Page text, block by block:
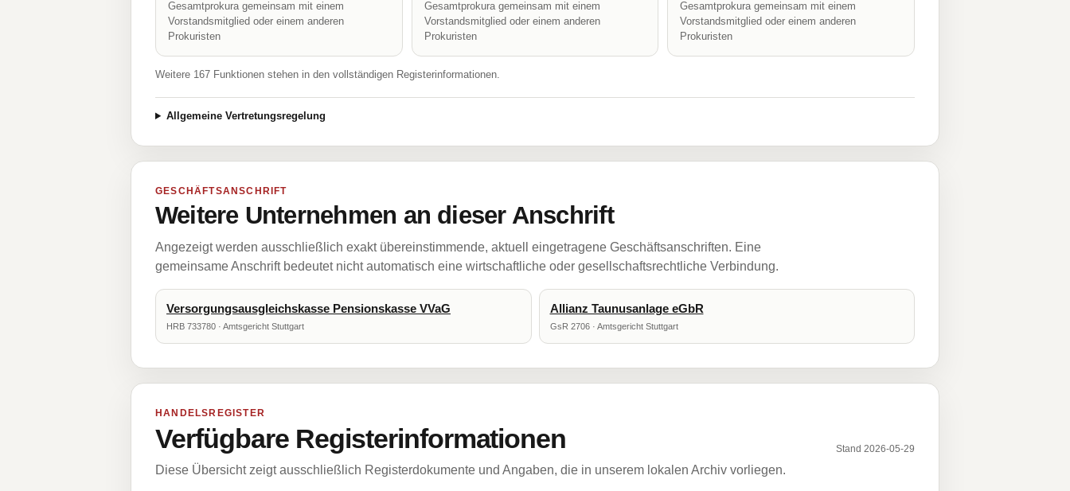
Gesamtprokura gemeinsam mit einem
Vorstandsmitglied oder einem anderen
Prokuristen
Gesamtprokura gemeinsam mit einem
Vorstandsmitglied oder einem anderen
Prokuristen
Gesamtprokura gemeinsam mit einem
Vorstandsmitglied oder einem anderen
Prokuristen
Weitere 167 Funktionen stehen in den vollständigen Registerinformationen.
Allgemeine Vertretungsregelung
GESCHÄFTSANSCHRIFT
Weitere Unternehmen an dieser Anschrift
Angezeigt werden ausschließlich exakt übereinstimmende, aktuell eingetragene Geschäftsanschriften. Eine
gemeinsame Anschrift bedeutet nicht automatisch eine wirtschaftliche oder gesellschaftsrechtliche Verbindung.
Versorgungsausgleichskasse Pensionskasse VVaG
HRB 733780 · Amtsgericht Stuttgart
Allianz Taunusanlage eGbR
GsR 2706 · Amtsgericht Stuttgart
HANDELSREGISTER
Verfügbare Registerinformationen Stand 2026-05-29
Diese Übersicht zeigt ausschließlich Registerdokumente und Angaben, die in unserem lokalen Archiv vorliegen.